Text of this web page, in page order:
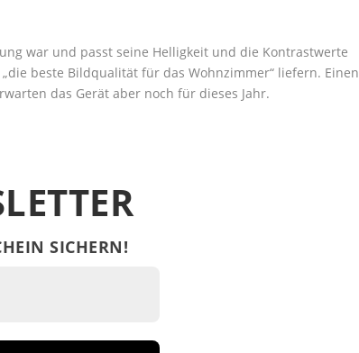
war und passt seine Helligkeit und die Kontrastwerte
beste Bildqualität für das Wohnzimmer“ liefern. Einen
das Gerät aber noch für dieses Jahr.
SICHERN!